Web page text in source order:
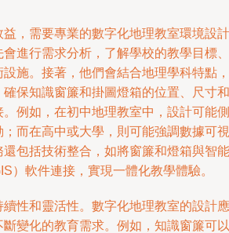
，需要專業的數字化地理教室環境設計
進行需求分析，了解學校的教學目標、
施。接著，他們會結合地理學科特點，
保知識窗簾和掛圖燈箱的位置、尺寸和
例如，在初中地理教室中，設計可能側
而在高中或大學，則可能強調數據可視
包括技術整合，如將窗簾和燈箱與智能
）軟件連接，實現一體化教學體驗。
性和靈活性。數字化地理教室的設計應
變化的教育需求。例如，知識窗簾可以